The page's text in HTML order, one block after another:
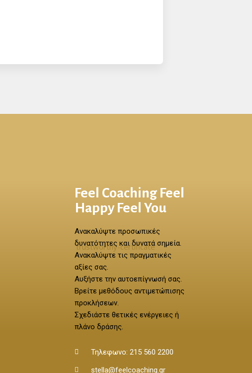
Feel Coaching Feel
Happy Feel You
Ανακαλύψτε προσωπικές
δυνατότητες και δυνατά σημεία.
Ανακαλύψτε τις πραγματικές
αξίες σας.
Αυξήστε την αυτοεπίγνωσή σας.
Βρείτε μεθόδους αντιμετώπισης
προκλήσεων.
Σχεδιάστε θετικές ενέργειες ή
πλάνο δράσης.
Τηλεφωνο: 215 560 2200
stella@feelcoaching.gr